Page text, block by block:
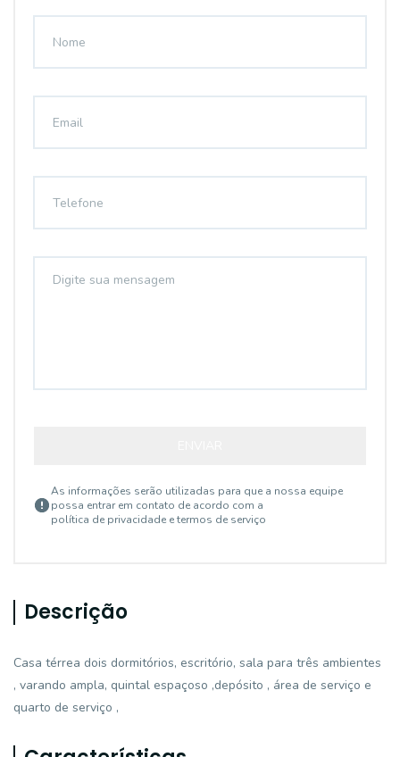
As informações serão utilizadas para que a nossa equipe
possa entrar em contato de acordo com a
política de privacidade e termos de serviço
Descrição
Casa térrea dois dormitórios, escritório, sala para três ambientes
, varando ampla, quintal espaçoso ,depósito , área de serviço e
quarto de serviço ,